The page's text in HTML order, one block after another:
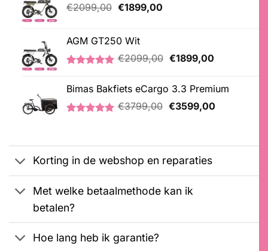
€2099,00 Oorspronkelijke
€2099,00.
€1899,00Huidige
AGM GT250 Wit
5.00
op 5
gebaseerd
op
klantbeoordeling
€2099,00 Oorspronkelijke
€2099,00.
€1899,00Huidige
€1899,00.
Bimas Bakfiets eCargo 3.3 Premium
klantbeoordelingen
€3799,00 Oorspronkelijke
€3599,00Huidige
Korting in de webshop en reparaties
Met welke betaalmethode kan ik
betalen?
Hoe lang heb ik garantie?